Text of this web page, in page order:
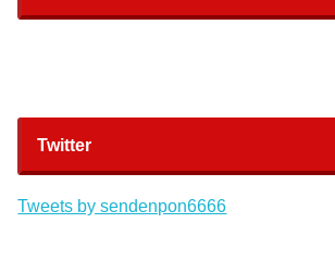
Twitter
Tweets by sendenpon6666